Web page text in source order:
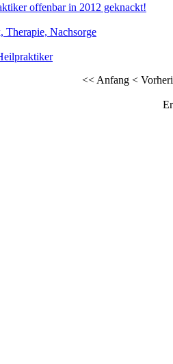
offenbar in 2012 geknackt!
Therapie, Nachsorge
<< Anfang <